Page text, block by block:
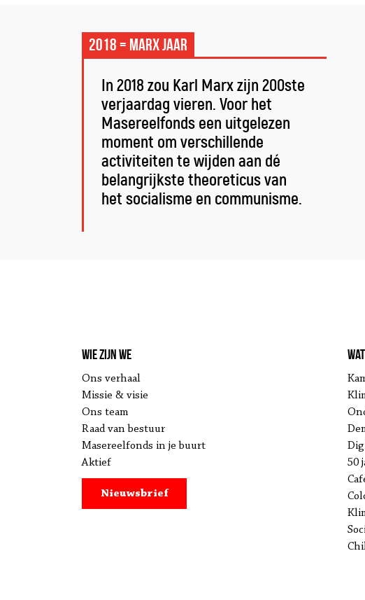
2018 = Marx jaar
In 2018 zou Karl Marx zijn 200ste
verjaardag vieren. Voor het
Masereelfonds een uitgelezen
moment om verschillende
activiteiten te wijden aan dé
belangrijkste theoreticus van
het socialisme en communisme.
Wie zijn we
Ons verhaal
Missie & visie
Ons team
Raad van bestuur
Masereelfonds in je buurt
Aktief
Nieuwsbrief
50